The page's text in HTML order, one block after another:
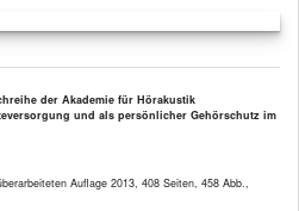
der Akademie für Hörakustik
und als persönlicher Gehörschutz im
Auflage 2013, 408 Seiten, 458 Abb.,